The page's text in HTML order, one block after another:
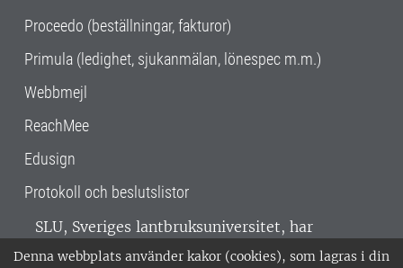
Denna webbplats använder kakor (cookies), som lagras i din
Proceedo (beställningar, fakturor)
Primula (ledighet, sjukanmälan, lönespec m.m.)
Webbmejl
ReachMee
Edusign
Protokoll och beslutslistor
SLU, Sveriges lantbruksuniversitet, har
verksamhet över hela Sverige. Huvudorter är